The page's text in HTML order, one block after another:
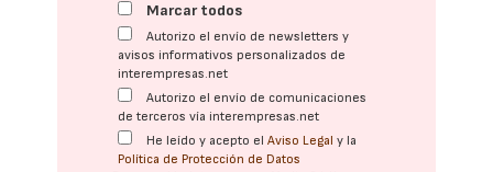
Marcar todos
Autorizo el envío de newsletters y
avisos informativos personalizados de
interempresas.net
Autorizo el envío de comunicaciones
de terceros vía interempresas.net
He leído y acepto elAviso Legal y la
Política de Protección de Datos